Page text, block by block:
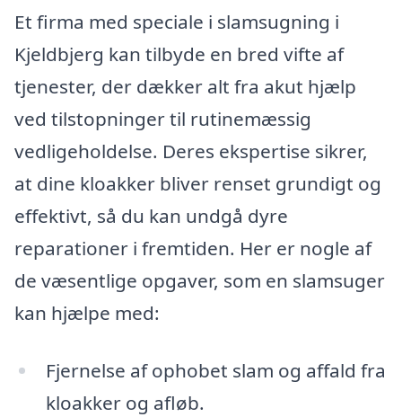
Et firma med speciale i slamsugning i
Kjeldbjerg kan tilbyde en bred vifte af
tjenester, der dækker alt fra akut hjælp
ved tilstopninger til rutinemæssig
vedligeholdelse. Deres ekspertise sikrer,
at dine kloakker bliver renset grundigt og
effektivt, så du kan undgå dyre
reparationer i fremtiden. Her er nogle af
de væsentlige opgaver, som en slamsuger
kan hjælpe med:
Fjernelse af ophobet slam og affald fra
kloakker og afløb.